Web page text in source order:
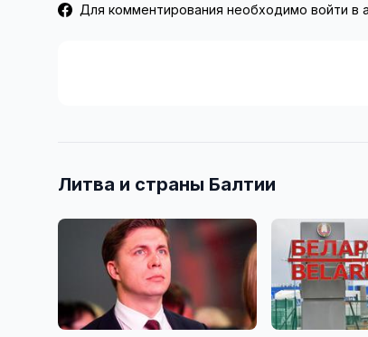
Для комментирования необходимо войти в
Литва и страны Балтии